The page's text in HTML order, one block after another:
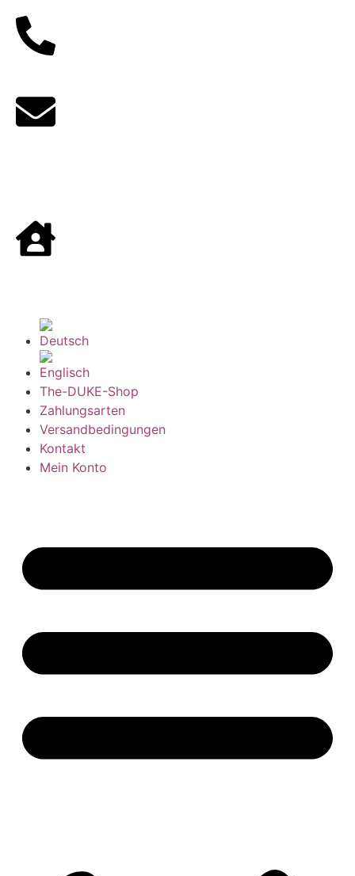
The-DUKE-Shop
Zahlungsarten
Versandbedingungen
Kontakt
Mein Konto